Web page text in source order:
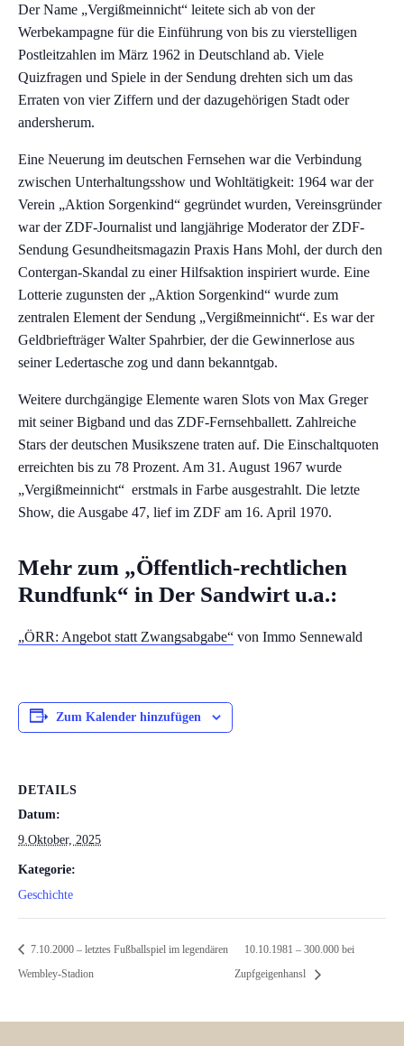
Der Name „Vergißmeinnicht“ leitete sich ab von der
Werbekampagne für die Einführung von bis zu vierstelligen
Postleitzahlen im März 1962 in Deutschland ab. Viele
Quizfragen und Spiele in der Sendung drehten sich um das
Erraten von vier Ziffern und der dazugehörigen Stadt oder
andersherum.
Eine Neuerung im deutschen Fernsehen war die Verbindung
zwischen Unterhaltungsshow und Wohltätigkeit: 1964 war der
Verein „Aktion Sorgenkind“ gegründet wurden, Vereinsgründer
war der ZDF-Journalist und langjährige Moderator der ZDF-
Sendung Gesundheitsmagazin Praxis Hans Mohl, der durch den
Contergan-Skandal zu einer Hilfsaktion inspiriert wurde. Eine
Lotterie zugunsten der „Aktion Sorgenkind“ wurde zum
zentralen Element der Sendung „Vergißmeinnicht“. Es war der
Geldbriefträger Walter Spahrbier, der die Gewinnerlose aus
seiner Ledertasche zog und dann bekanntgab.
Weitere durchgängige Elemente waren Slots von Max Greger
mit seiner Bigband und das ZDF-Fernsehballett. Zahlreiche
Stars der deutschen Musikszene traten auf. Die Einschaltquoten
erreichten bis zu 78 Prozent. Am 31. August 1967 wurde
„Vergißmeinnicht“ erstmals in Farbe ausgestrahlt. Die letzte
Show, die Ausgabe 47, lief im ZDF am 16. April 1970.
Mehr zum „Öffentlich-rechtlichen
Rundfunk“ in Der Sandwirt u.a.:
„ÖRR: Angebot statt Zwangsabgabe“ von Immo Sennewald
Zum Kalender hinzufügen
DETAILS
Datum:
9.Oktober, 2025
Kategorie:
Geschichte
7.10.2000 – letztes Fußballspiel im legendären
Wembley-Stadion
10.10.1981 – 300.000 bei
Zupfgeigenhansl